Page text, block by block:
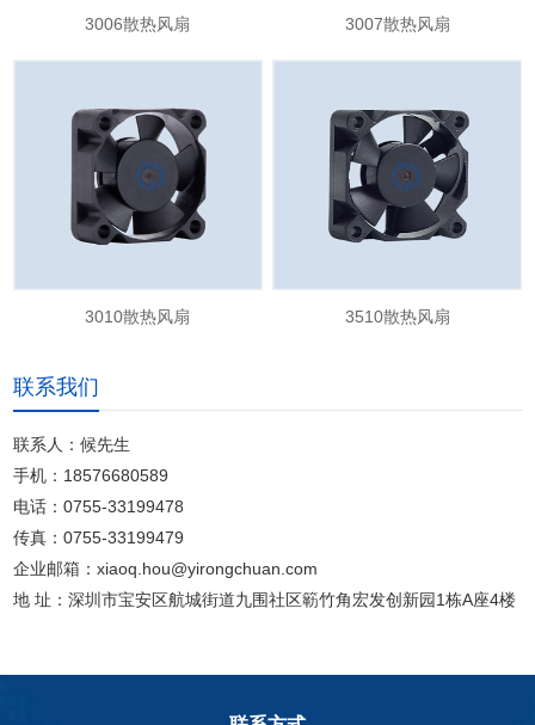
3006散热风扇 3007散热风扇
3010散热风扇 3510散热风扇
联系我们
联系人：候先生
手机：18576680589
电话：0755-33199478
传真：0755-33199479
企业邮箱：xiaoq.hou@yirongchuan.com
地 址：深圳市宝安区航城街道九围社区簕竹角宏发创新园1栋A座4楼